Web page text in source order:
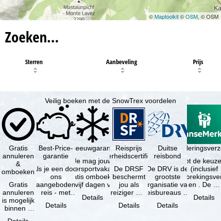
©Maptoolkit©OSM, © OSM
Zoeken…
Sterren Aanbeveling Prijs
Veilig boeken met de SnowTrex voordelen
Gratis
annuleren
&
omboeken
Gratis
annuleren
is mogelijk
binnen 5
Best-Price-
garantie
Als je een door
ons
aangeboden
reis - met
dezelfde inhoud
en
Details
Sneeuwgarantie
Je mag jouw
wintersportvakantie
gratis omboeken
als vijf dagen voor
Details
Reisprijs
zekerheidscertificaat
De DRSF
beschermt
jou als
reiziger met
pakketreis
Details
Duitse
reisbond
De DRV is de
grootste
organisatie van
reisbureaus en
in Duitsland. …
Details
Je hebt de
(inclusief
en . De …
Details